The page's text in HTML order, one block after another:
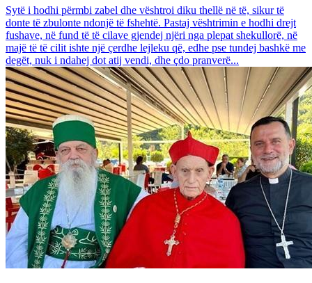
Sytë i hodhi përmbi zabel dhe vështroi diku thellë në të, sikur të
donte të zbulonte ndonjë të fshehtë. Pastaj vështrimin e hodhi drejt
fushave, në fund të të cilave gjendej njëri nga plepat shekullorë, në
majë të të cilit ishte një çerdhe lejleku që, edhe pse tundej bashkë me
degët, nuk i ndahej dot atij vendi, dhe çdo pranverë...